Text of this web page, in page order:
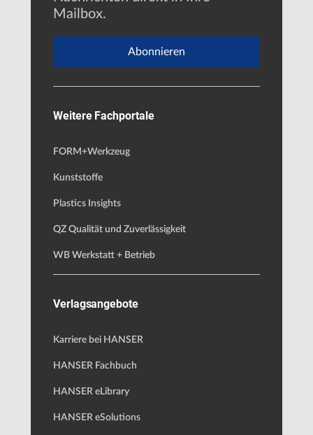
Mailbox.
Abonnieren
Weitere Fachportale
FORM+Werkzeug
Kunststoffe
Plastics Insights
QZ Qualität und Zuverlässigkeit
WB Werkstatt + Betrieb
Verlagsangebote
Karriere bei HANSER
HANSER Fachbuch
HANSER eLibrary
HANSER eSolutions